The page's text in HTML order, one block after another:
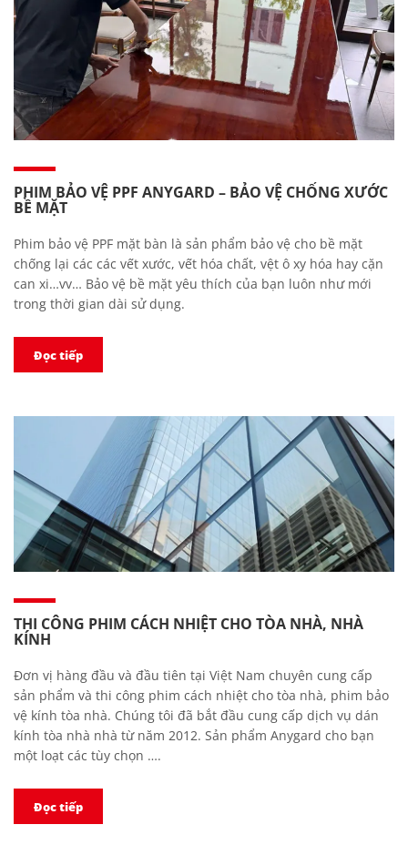
PHIM BẢO VỆ PPF ANYGARD – BẢO VỆ CHỐNG XƯỚC
BỀ MẶT
Phim bảo vệ PPF mặt bàn là sản phẩm bảo vệ cho bề mặt
chống lại các các vết xước, vết hóa chất, vệt ô xy hóa hay cặn
can xi…vv… Bảo vệ bề mặt yêu thích của bạn luôn như mới
trong thời gian dài sử dụng.
Đọc tiếp
THI CÔNG PHIM CÁCH NHIỆT CHO TÒA NHÀ, NHÀ
KÍNH
Đơn vị hàng đầu và đầu tiên tại Việt Nam chuyên cung cấp
sản phẩm và thi công phim cách nhiệt cho tòa nhà, phim bảo
vệ kính tòa nhà. Chúng tôi đã bắt đầu cung cấp dịch vụ dán
kính tòa nhà nhà từ năm 2012. Sản phẩm Anygard cho bạn
một loạt các tùy chọn ….
Đọc tiếp